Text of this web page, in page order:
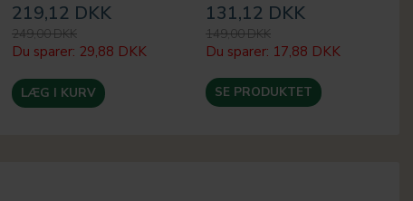
219,12 DKK
249,00 DKK
Du sparer: 29,88 DKK
LÆG I KURV
131,12 DKK
149,00 DKK
Du sparer: 17,88 DKK
SE PRODUKTET